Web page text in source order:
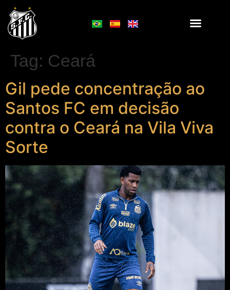
Tag: Ceará
Gil pede concentração ao
Santos FC em decisão
contra o Ceará na Vila Viva
Sorte